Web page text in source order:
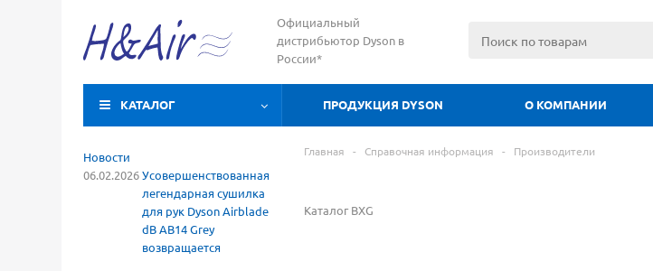
Официальный
дистрибьютор Dyson в
России*
КАТАЛОГ ПРОДУКЦИЯ DYSON О КОМПАНИИ
Новости
06.02.2026Усовершенствованная
легендарная сушилка
для рук Dyson Airblade
dB AB14 Grey
возвращается
Главная - Справочная информация - Производители
Каталог BXG